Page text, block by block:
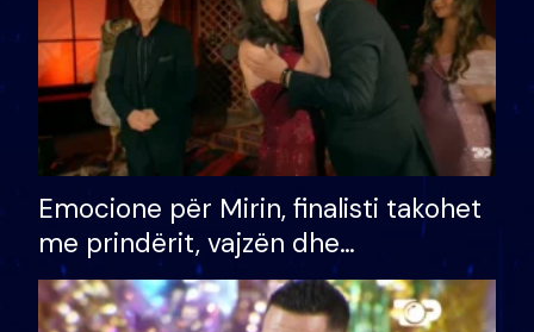
Emocione për Mirin, finalisti takohet
me prindërit, vajzën dhe
bashkëshorten: S’kemi ndonjë letër
divorci apo jo?